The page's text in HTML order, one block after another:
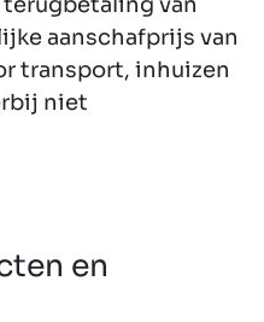
aanschafprijs van
transport, inhuizen
niet
en